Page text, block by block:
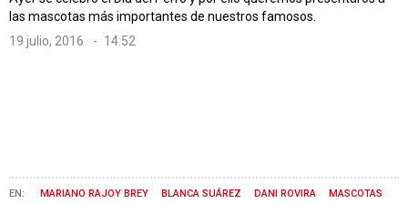
las mascotas más importantes de nuestros famosos.
19 julio, 2016
14:52
MARIANO RAJOY BREY BLANCA SUÁREZ DANI ROVIRA
MASCOTAS